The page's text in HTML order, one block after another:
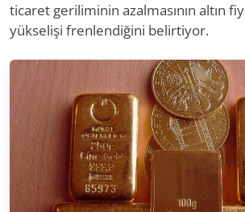
ticaret geriliminin azalmasının altın
yükselişi frenlendiğini belirtiyor.